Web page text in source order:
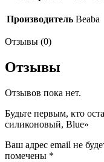
Производитель Beaba
Отзывы (0)
Отзывы
Отзывов пока нет.
Будьте первым, кто
силиконовый, Blue»
Ваш адрес email не
помечены *